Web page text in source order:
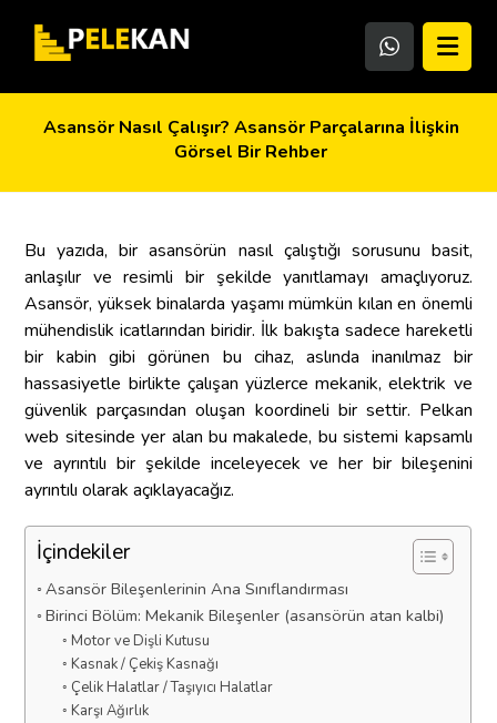
Asansör Nasıl Çalışır? Asansör Parçalarına İlişkin
Görsel Bir Rehber
Bu yazıda, bir asansörün nasıl çalıştığı sorusunu basit,
anlaşılır ve resimli bir şekilde yanıtlamayı amaçlıyoruz.
Asansör, yüksek binalarda yaşamı mümkün kılan en önemli
mühendislik icatlarından biridir. İlk bakışta sadece hareketli
bir kabin gibi görünen bu cihaz, aslında inanılmaz bir
hassasiyetle birlikte çalışan yüzlerce mekanik, elektrik ve
güvenlik parçasından oluşan koordineli bir settir. Pelkan
web sitesinde yer alan bu makalede, bu sistemi kapsamlı
ve ayrıntılı bir şekilde inceleyecek ve her bir bileşenini
ayrıntılı olarak açıklayacağız.
İçindekiler
Asansör Bileşenlerinin Ana Sınıflandırması
Birinci Bölüm: Mekanik Bileşenler (asansörün atan kalbi)
Motor ve Dişli Kutusu
Kasnak / Çekiş Kasnağı
Çelik Halatlar / Taşıyıcı Halatlar
Karşı Ağırlık